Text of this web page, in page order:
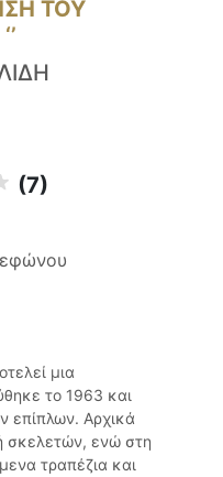
ΤΟΥ
(7)
μια
το 1963 και
επίπλων. Αρχικά
σκελετών, ενώ στη
τραπέζια και